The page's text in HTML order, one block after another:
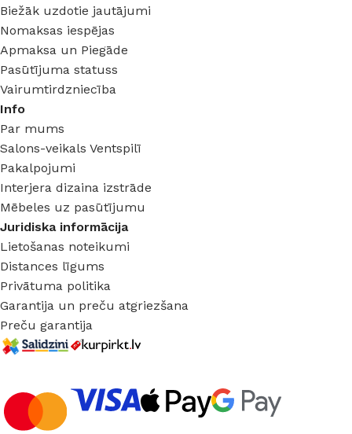
Biežāk uzdotie jautājumi
Nomaksas iespējas
Apmaksa un Piegāde
Pasūtījuma statuss
Vairumtirdzniecība
Info
Par mums
Salons-veikals Ventspilī
Pakalpojumi
Interjera dizaina izstrāde
Mēbeles uz pasūtījumu
Juridiska informācija
Lietošanas noteikumi
Distances līgums
Privātuma politika
Garantija un preču atgriezšana
Preču garantija